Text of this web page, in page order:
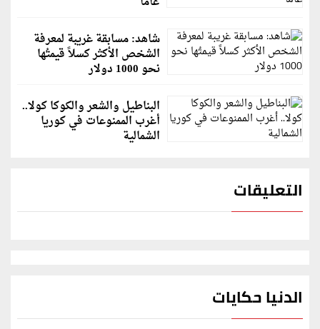
شاهد: مسابقة غريبة لمعرفة
الشخص الأكثر كسلاً قيمتُها
نحو 1000 دولار
البناطيل والشعر والكوكا كولا..
أغرب الممنوعات في كوريا
الشمالية
التعليقات
الدنيا حكايات